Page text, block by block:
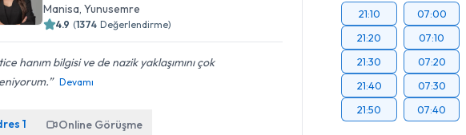
Manisa, Yunusemre
4.9 (1374 Değerlendirme)
hanım bilgisi ve de nazik yaklaşımını çok
Devamı
1 Online Görüşme
21:10
21:20
21:30
21:40
21:50
07:00
07:10
07:20
07:30
07:40